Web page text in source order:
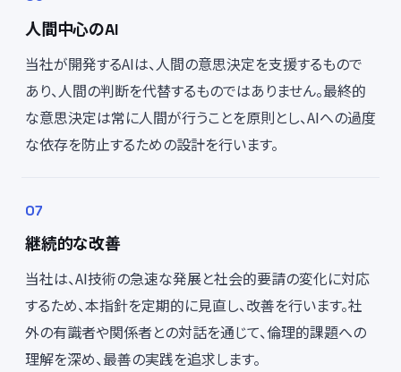
人間中心のAI
当社が開発するAIは、人間の意思決定を支援するもので
あり、人間の判断を代替するものではありません。最終的
な意思決定は常に人間が行うことを原則とし、AIへの過度
な依存を防止するための設計を行います。
継続的な改善
当社は、AI技術の急速な発展と社会的要請の変化に対応
するため、本指針を定期的に見直し、改善を行います。社
外の有識者や関係者との対話を通じて、倫理的課題への
理解を深め、最善の実践を追求します。